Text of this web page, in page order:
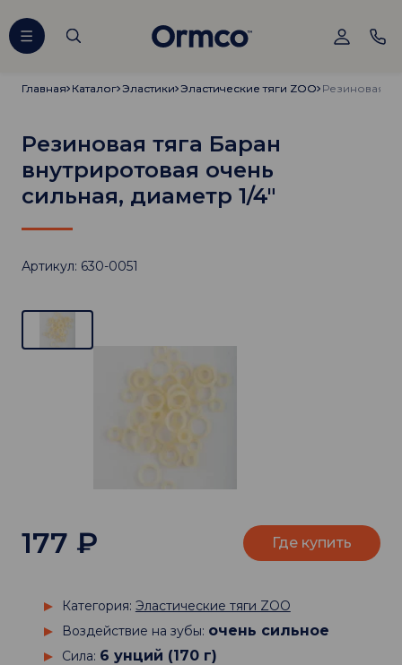
Главная
Главная Каталог
Каталог Эластики
Эластики Эластические тяги ZOO
Эластические тяги ZOO
Резиновая тяга Баран
внутриротовая очень
сильная, диаметр 1/4"
Артикул: 630-0051
Категория: Эластические тяги ZOO
Воздействие на зубы: очень сильное
Сила: 6 унций (170 г)
177 ₽ Где купить